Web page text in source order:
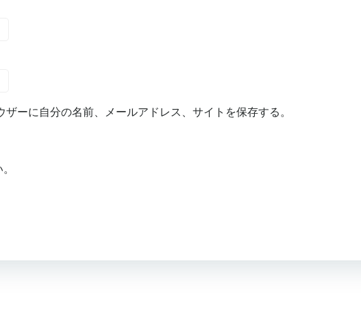
ーに自分の名前、メールアドレス、サイトを保存する。